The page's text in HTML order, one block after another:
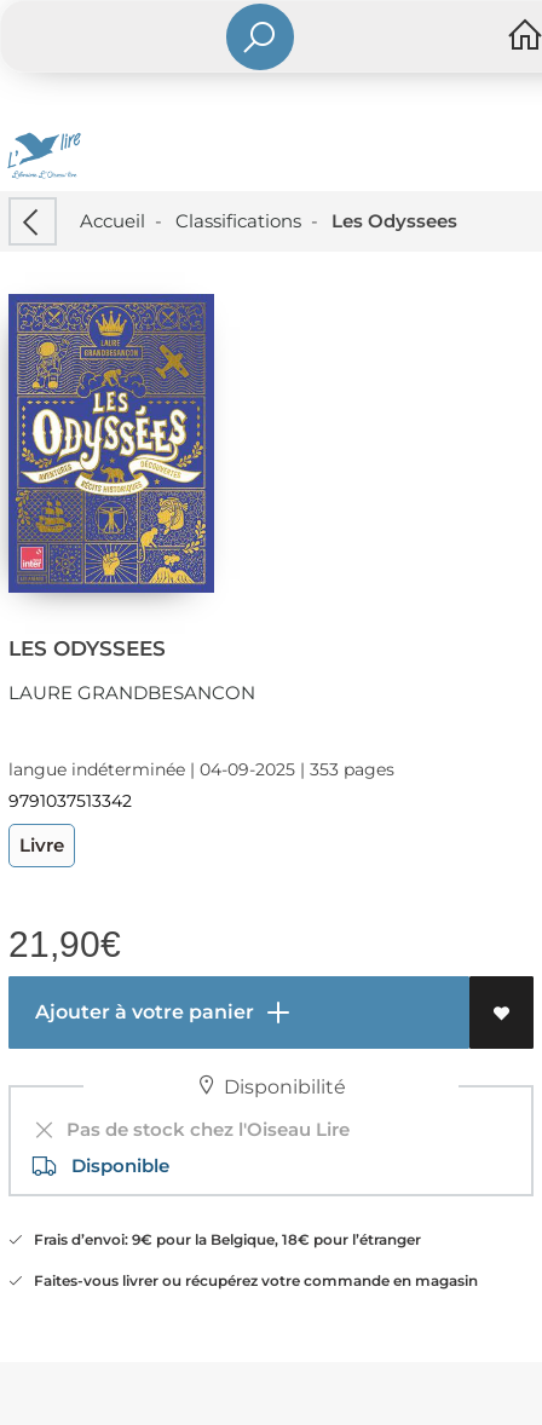
Accueil - Classifications- Les Odyssees
LES ODYSSEES
LAURE GRANDBESANCON
langue indéterminée | 04-09-2025 | 353 pages
9791037513342
Livre
21,90€
Ajouter à votre panier
Disponibilité
Pas de stock chez l'Oiseau Lire
Disponible
Frais d’envoi: 9€ pour la Belgique, 18€ pour l’étranger
Faites-vous livrer ou récupérez votre commande en magasin